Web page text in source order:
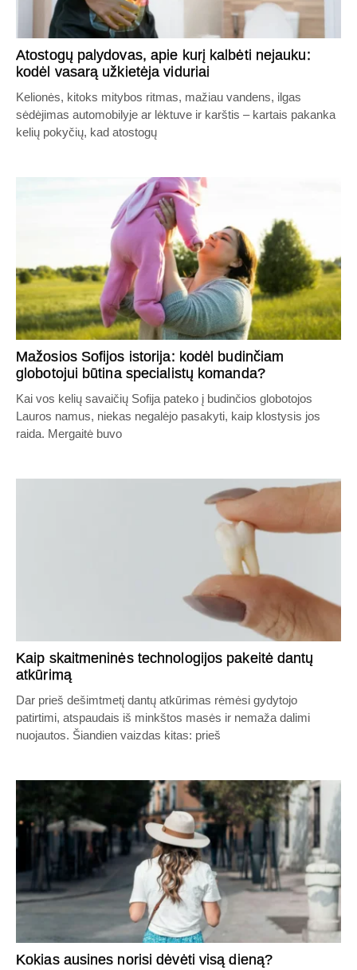
Atostogų palydovas, apie kurį kalbėti nejauku:
kodėl vasarą užkietėja viduriai
Kelionės, kitoks mitybos ritmas, mažiau vandens, ilgas
sėdėjimas automobilyje ar lėktuve ir karštis – kartais pakanka
kelių pokyčių, kad atostogų
Mažosios Sofijos istorija: kodėl budinčiam
globotojui būtina specialistų komanda?
Kai vos kelių savaičių Sofija pateko į budinčios globotojos
Lauros namus, niekas negalėjo pasakyti, kaip klostysis jos
raida. Mergaitė buvo
Kaip skaitmeninės technologijos pakeitė dantų
atkūrimą
Dar prieš dešimtmetį dantų atkūrimas rėmėsi gydytojo
patirtimi, atspaudais iš minkštos masės ir nemaža dalimi
nuojautos. Šiandien vaizdas kitas: prieš
Kokias ausines norisi dėvėti visą dieną?